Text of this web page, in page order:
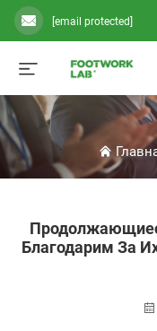
[email protected]
Благодарим За